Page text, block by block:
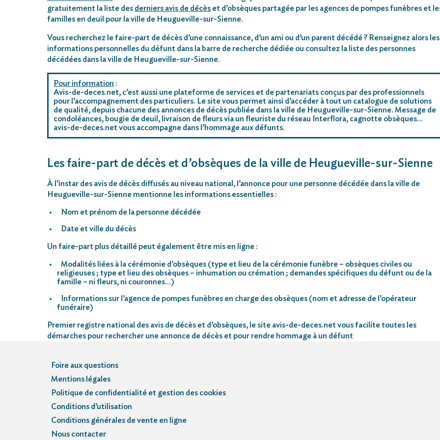
gratuitement la liste des derniers avis de décès et d’obsèques partagée par les agences de pompes funèbres et
familles en deuil pour la ville de Heugueville-sur-Sienne.
Vous recherchez le faire-part de décès d’une connaissance, d’un ami ou d’un parent décédé ? Renseignez alors les
informations personnelles du défunt dans la barre de recherche dédiée ou consultez la liste des personnes
décédées dans la ville de Heugueville-sur-Sienne.
Pour information :
Avis-de-deces.net, c’est aussi une plateforme de services et de partenariats conçus par des professionnels
pour l’accompagnement des particuliers. Le site vous permet ainsi d’accéder à tout un catalogue de solutions
de qualité, depuis chacune des annonces de décès publiée dans la ville de Heugueville-sur-Sienne. Message de
condoléances, bougie de deuil, livraison de fleurs via un fleuriste du réseau Interflora, cagnotte obsèques…
avis-de-deces.net vous accompagne dans l’hommage aux défunts.
Les faire-part de décès et d’obsèques de la ville de Heugueville-sur-Sienne
À l’instar des avis de décès diffusés au niveau national, l’annonce pour une personne décédée dans la ville de
Heugueville-sur-Sienne mentionne les informations essentielles :
Nom et prénom de la personne décédée
Date et ville du décès
Un faire-part plus détaillé peut également être mis en ligne :
Modalités liées à la cérémonie d’obsèques (type et lieu de la cérémonie funèbre – obsèques civiles ou
religieuses ; type et lieu des obsèques – inhumation ou crémation ; demandes spécifiques du défunt ou de la
famille – ni fleurs, ni couronnes…)
Informations sur l’agence de pompes funèbres en charge des obsèques (nom et adresse de l’opérateur
funéraire)
Premier registre national des avis de décès et d’obsèques, le site avis-de-deces.net vous facilite toutes les
démarches pour rechercher une annonce de décès et pour rendre hommage à un défunt
Foire aux questions
Mentions légales
Politique de confidentialité et gestion des cookies
Conditions d’utilisation
Conditions générales de vente en ligne
Nous contacter